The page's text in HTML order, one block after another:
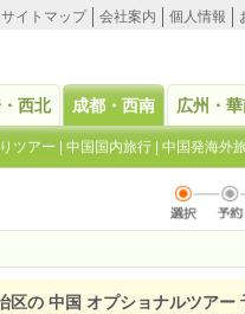
サイトマップ 会社案内 個人情報
西北 成都・西南 広州・
ツアー 中国国内旅行 中国発海外
の 中国 オプショナルツアー